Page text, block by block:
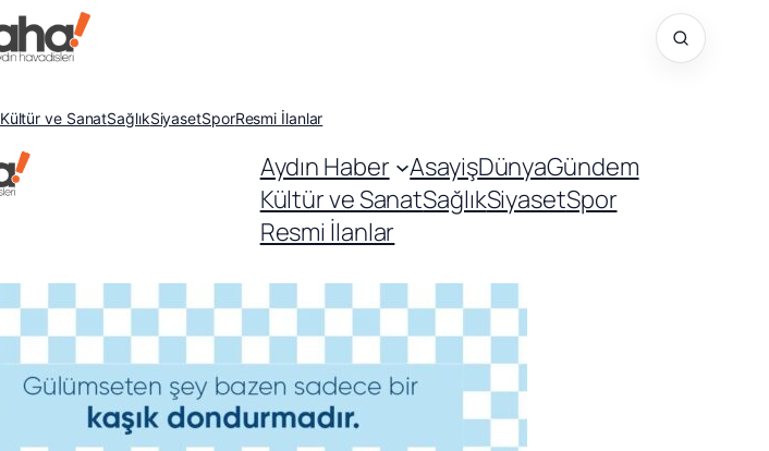
Kültür ve SanatSağlıkSiyasetSporResmi İlanlar
Aydın Haber AsayişDünyaGündem
Kültür ve SanatSağlıkSiyasetSpor
Resmi İlanlar